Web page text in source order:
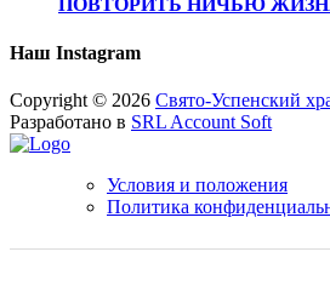
ПОВТОРИТЬ НИЧЬЮ
Наш Instagram
Copyright © 2026 Свято-Успенский
Разработано в SRL Account Soft
Условия и положения
Политика